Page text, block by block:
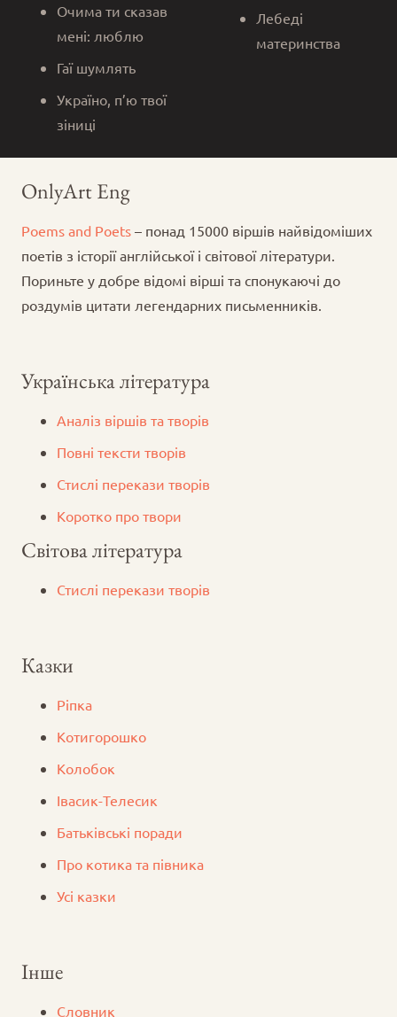
Очима ти сказав
мені: люблю
Гаї шумлять
Україно, п’ю твої
зіниці
Лебеді
материнства
OnlyArt Eng
Poems and Poets – понад 15000 віршів найвідоміших
поетів з історії англійської і світової літератури.
Пориньте у добре відомі вірші та спонукаючі до
роздумів цитати легендарних письменників.
Українська література
Аналіз віршів та творів
Повні тексти творів
Стислі перекази творів
Коротко про твори
Світова література
Стислі перекази творів
Казки
Ріпка
Котигорошко
Колобок
Iвасик-Телесик
Батьківські поради
Про котика та півника
Усі казки
Інше
Словник